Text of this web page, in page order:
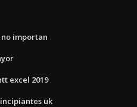
importan
excel 2019
uk